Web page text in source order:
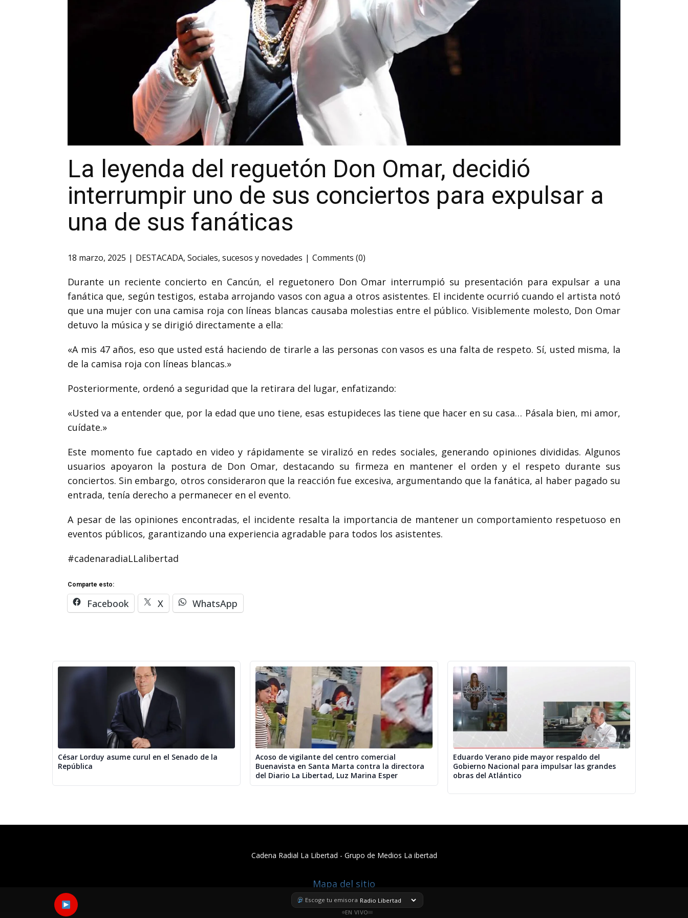
La leyenda del reguetón Don Omar, decidió
interrumpir uno de sus conciertos para expulsar a
una de sus fanáticas
18 marzo, 2025 DESTACADA, Sociales, sucesos y novedades Comments (0)
Durante un reciente concierto en Cancún, el reguetonero Don Omar interrumpió su presentación para expulsar a una
fanática que, según testigos, estaba arrojando vasos con agua a otros asistentes. El incidente ocurrió cuando el artista notó
que una mujer con una camisa roja con líneas blancas causaba molestias entre el público. Visiblemente molesto, Don Omar
detuvo la música y se dirigió directamente a ella:
«A mis 47 años, eso que usted está haciendo de tirarle a las personas con vasos es una falta de respeto. Sí, usted misma, la
de la camisa roja con líneas blancas.»
Posteriormente, ordenó a seguridad que la retirara del lugar, enfatizando:
«Usted va a entender que, por la edad que uno tiene, esas estupideces las tiene que hacer en su casa… Pásala bien, mi amor,
cuídate.»
Este momento fue captado en video y rápidamente se viralizó en redes sociales, generando opiniones divididas. Algunos
usuarios apoyaron la postura de Don Omar, destacando su firmeza en mantener el orden y el respeto durante sus
conciertos. Sin embargo, otros consideraron que la reacción fue excesiva, argumentando que la fanática, al haber pagado su
entrada, tenía derecho a permanecer en el evento.
A pesar de las opiniones encontradas, el incidente resalta la importancia de mantener un comportamiento respetuoso en
eventos públicos, garantizando una experiencia agradable para todos los asistentes.
#cadenaradiaLLalibertad
Comparte esto:
Facebook X WhatsApp
César Lorduy asume curul en el Senado de la
República
Acoso de vigilante del centro comercial
Buenavista en Santa Marta contra la directora
del Diario La Libertad, Luz Marina Esper
Eduardo Verano pide mayor respaldo del
Gobierno Nacional para impulsar las grandes
obras del Atlántico
Escoge tu emisora
EN VIVO
Cadena Radial La Libertad​ - Grupo de Medios La ibertad
Mapa del sitio